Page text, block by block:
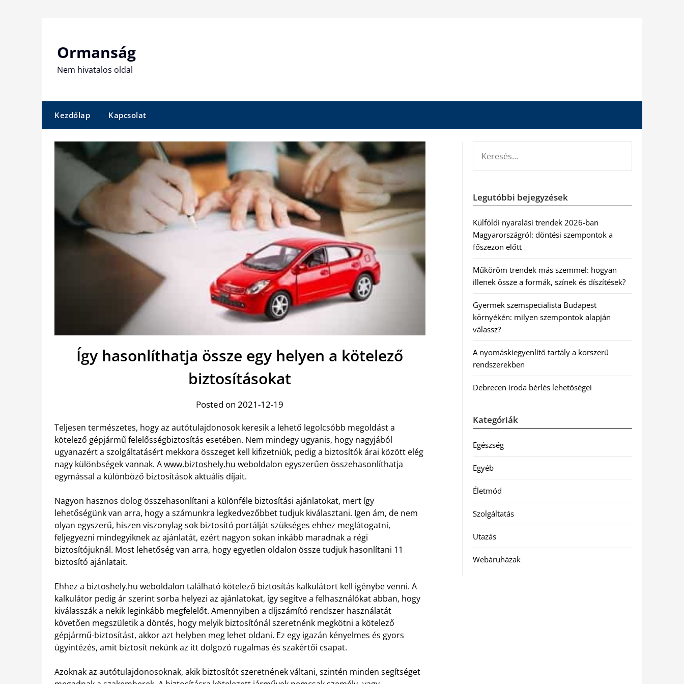
Ormanság
Nem hivatalos oldal
Kezdőlap Kapcsolat
Így hasonlíthatja össze egy helyen a kötelező
biztosításokat
Posted on 2021-12-19
Teljesen természetes, hogy az autótulajdonosok keresik a lehető legolcsóbb megoldást a
kötelező gépjármű felelősségbiztosítás esetében. Nem mindegy ugyanis, hogy nagyjából
ugyanazért a szolgáltatásért mekkora összeget kell kifizetniük, pedig a biztosítók árai között elég
nagy különbségek vannak. Awww.biztoshely.hu weboldalon egyszerűen összehasonlíthatja
egymással a különböző biztosítások aktuális díjait.
Nagyon hasznos dolog összehasonlítani a különféle biztosítási ajánlatokat, mert így
lehetőségünk van arra, hogy a számunkra legkedvezőbbet tudjuk kiválasztani. Igen ám, de nem
olyan egyszerű, hiszen viszonylag sok biztosító portálját szükséges ehhez meglátogatni,
feljegyezni mindegyiknek az ajánlatát, ezért nagyon sokan inkább maradnak a régi
biztosítójuknál. Most lehetőség van arra, hogy egyetlen oldalon össze tudjuk hasonlítani 11
biztosító ajánlatait.
Ehhez a biztoshely.hu weboldalon található kötelező biztosítás kalkulátort kell igénybe venni. A
kalkulátor pedig ár szerint sorba helyezi az ajánlatokat, így segítve a felhasználókat abban, hogy
kiválasszák a nekik leginkább megfelelőt. Amennyiben a díjszámító rendszer használatát
követően megszületik a döntés, hogy melyik biztosítónál szeretnénk megkötni a kötelező
gépjármű-biztosítást, akkor azt helyben meg lehet oldani. Ez egy igazán kényelmes és gyors
ügyintézés, amit biztosít nekünk az itt dolgozó rugalmas és szakértői csapat.
Azoknak az autótulajdonosoknak, akik biztosítót szeretnének váltani, szintén minden segítséget
Legutóbbi bejegyzések
Külföldi nyaralási trendek 2026-ban
Magyarországról: döntési szempontok a
főszezon előtt
Műköröm trendek más szemmel: hogyan
illenek össze a formák, színek és díszítések?
Gyermek szemspecialista Budapest
környékén: milyen szempontok alapján
válassz?
A nyomáskiegyenlítő tartály a korszerű
rendszerekben
Debrecen iroda bérlés lehetőségei
Kategóriák
Egészség
Egyéb
Életmód
Szolgáltatás
Utazás
Webáruházak